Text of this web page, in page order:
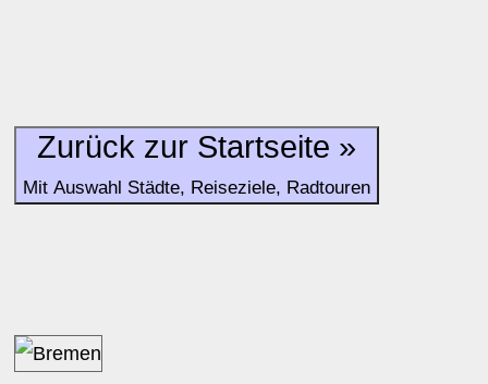
Zurück zur Startseite »
Mit Auswahl Städte, Reiseziele, Radtouren